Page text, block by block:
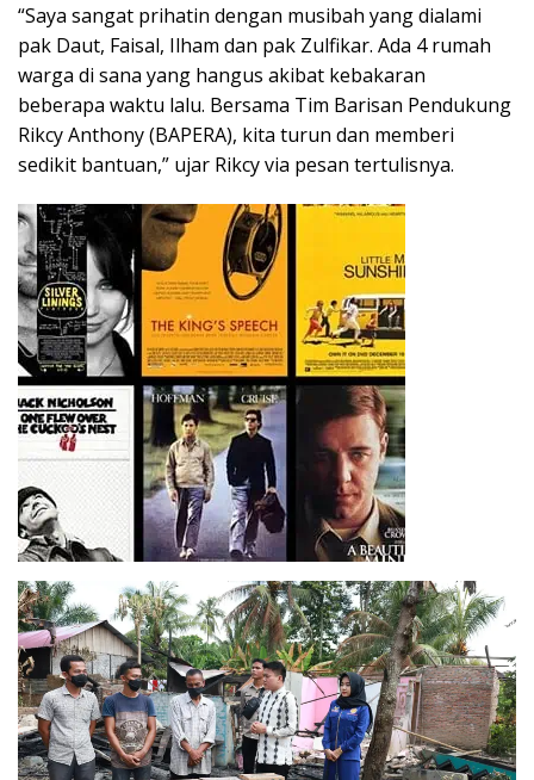
“Saya sangat prihatin dengan musibah yang dialami
pak Daut, Faisal, Ilham dan pak Zulfikar. Ada 4 rumah
warga di sana yang hangus akibat kebakaran
beberapa waktu lalu. Bersama Tim Barisan Pendukung
Rikcy Anthony (BAPERA), kita turun dan memberi
sedikit bantuan,” ujar Rikcy via pesan tertulisnya.